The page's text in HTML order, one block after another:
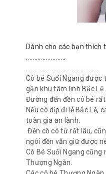
Dành cho các bạn thích
Cô bé Suối Ngang được
gần khu tâm linh Bắc Lệ.
Đường đến đền cô bé
Nếu có dịp đi lễ Bắc Lệ,
toàn gia an lành.
Đền cô có từ rất lâu,
ngôi đền vẫn giữ được
Cô Bé Suối Ngang cũng
Thượng Ngàn.